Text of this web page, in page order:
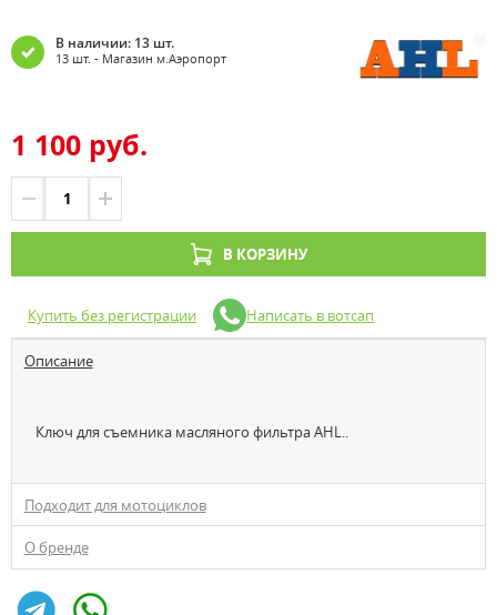
В наличии: 13 шт.
13 шт. - Магазин м.Аэропорт
1 100 руб.
В КОРЗИНУ
Купить без регистрации Написать в вотсап
Описание
Ключ для съемника масляного фильтра AHL..
Подходит для мотоциклов
О бренде